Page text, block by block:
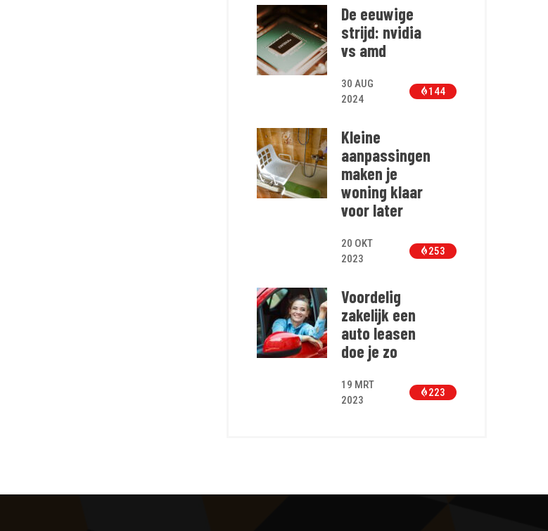
De eeuwige
strijd: nvidia
vs amd
30 AUG
2024
144
Kleine
aanpassingen
maken je
woning klaar
voor later
20 OKT
2023
253
Voordelig
zakelijk een
auto leasen
doe je zo
19 MRT
2023
223